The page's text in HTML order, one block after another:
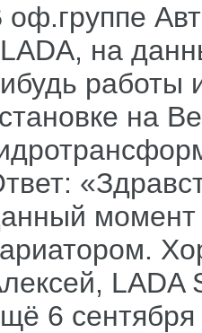
оф.группе
на
работы
на
момент
LADA
6 сентября